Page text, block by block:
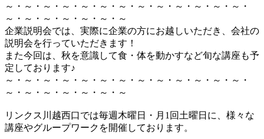
～・～・～・～・～・～・～・～・～・～・～・～・～・
～・～・～・～・～・～・～
企業説明会では、実際に企業の方にお越しいただき、会社の
説明会を行っていただきます！
また今回は、秋を意識して食・体を動かすなど旬な講座も予
定しております♪
～・～・～・～・～・～・～・～・～・～・～・～・～・
～・～・～・～・～・～・～
リンクス川越西口では毎週木曜日・月1回土曜日に、様々な
講座やグループワークを開催しております。